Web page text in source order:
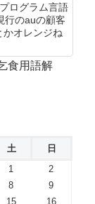
ログラム言語
行のauの顧客
オレンジね
食用語解
土
日
1
2
8
9
15
16